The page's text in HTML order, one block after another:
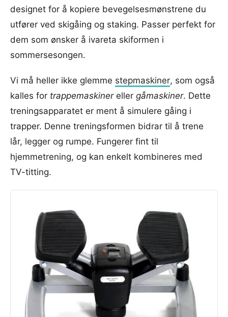
designet for å kopiere bevegelsesmønstrene du
utfører ved skigåing og staking. Passer perfekt for
dem som ønsker å ivareta skiformen i
sommersesongen.
Vi må heller ikke glemme stepmaskiner, som også
kalles for trappemaskinereller gåmaskiner. Dette
treningsapparatet er ment å simulere gåing i
trapper. Denne treningsformen bidrar til å trene
lår, legger og rumpe. Fungerer fint til
hjemmetrening, og kan enkelt kombineres med
TV-titting.